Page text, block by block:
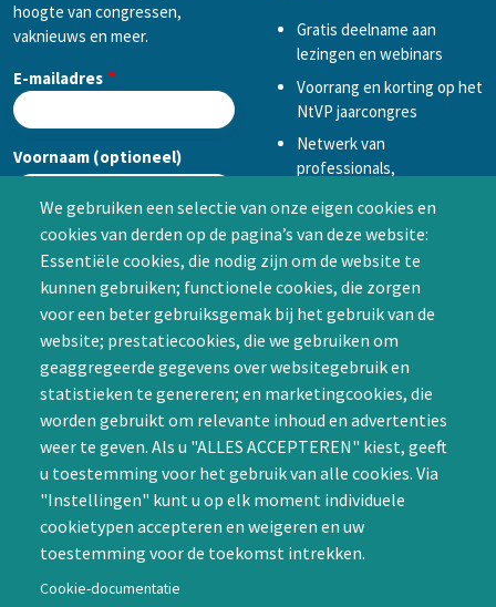
We gebruiken een selectie van onze eigen cookies en
cookies van derden op de pagina’s van deze website:
Essentiële cookies, die nodig zijn om de website te
kunnen gebruiken; functionele cookies, die zorgen
voor een beter gebruiksgemak bij het gebruik van de
website; prestatiecookies, die we gebruiken om
geaggregeerde gegevens over websitegebruik en
statistieken te genereren; en marketingcookies, die
worden gebruikt om relevante inhoud en advertenties
weer te geven. Als u "ALLES ACCEPTEREN" kiest, geeft
u toestemming voor het gebruik van alle cookies. Via
"Instellingen" kunt u op elk moment individuele
cookietypen accepteren en weigeren en uw
toestemming voor de toekomst intrekken.
Cookie-documentatie
hoogte van congressen,
vaknieuws en meer.
E-mailadres
Voornaam (optioneel)
Achternaam (optioneel)
CAPTCHA
Gratis deelname aan
lezingen en webinars
Voorrang en korting op het
NtVP jaarcongres
Netwerk van
professionals,
samenwerken in een van
de Special Interest
Groepen (SIG’s) of zelf een
SIG initiëren
Word lid
Contact
Nienoord 5, 1112 XE Diemen
info@ntvp.nl